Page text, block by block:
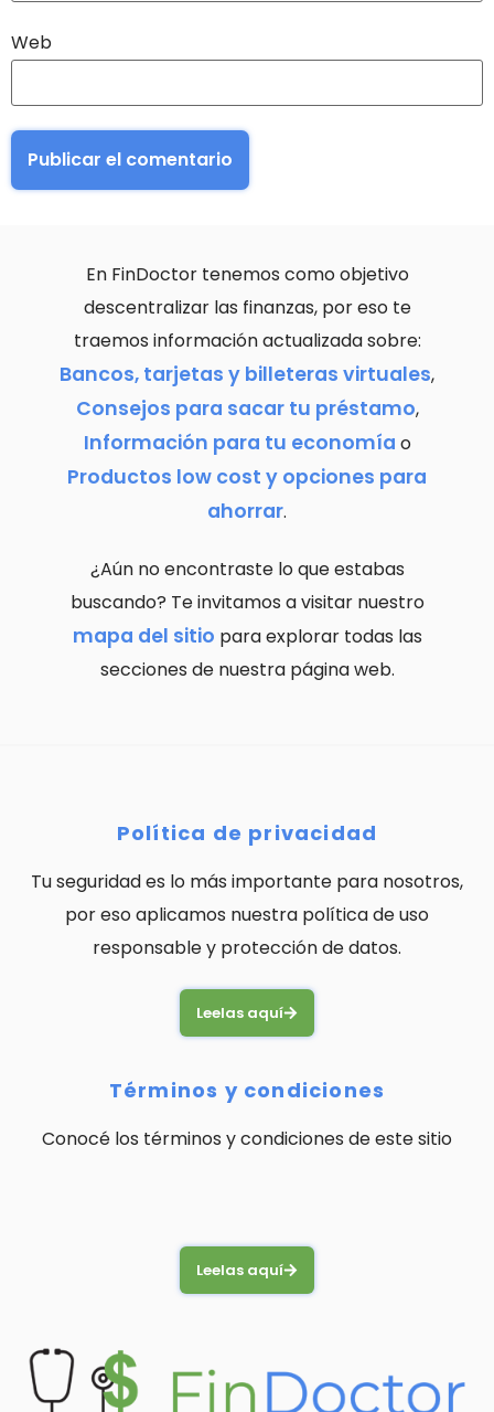
Web
En FinDoctor tenemos como objetivo
descentralizar las finanzas, por eso te
traemos información actualizada sobre:
Bancos, tarjetas y billeteras virtuales,
Consejos para sacar tu préstamo,
Información para tu economía o
Productos low cost y opciones para
ahorrar.
¿Aún no encontraste lo que estabas
buscando? Te invitamos a visitar nuestro
mapa del sitio para explorar todas las
secciones de nuestra página web.
Política de privacidad
Tu seguridad es lo más importante para nosotros,
por eso aplicamos nuestra política de uso
responsable y protección de datos.
Leelas aquí
Términos y condiciones
Conocé los términos y condiciones de este sitio
Leelas aquí